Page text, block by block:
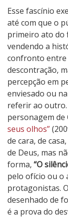
Esse fascínio
até com que o
primeiro ato do
vendendo a
confronto entre
descontração,
percepção em
enviesado ou
referir ao outro.
personagem de
seus olhos”
de cara, de
de Deus, mas
forma, “O
pelo ofício ou o
protagonistas.
desenhado de
é a prova do